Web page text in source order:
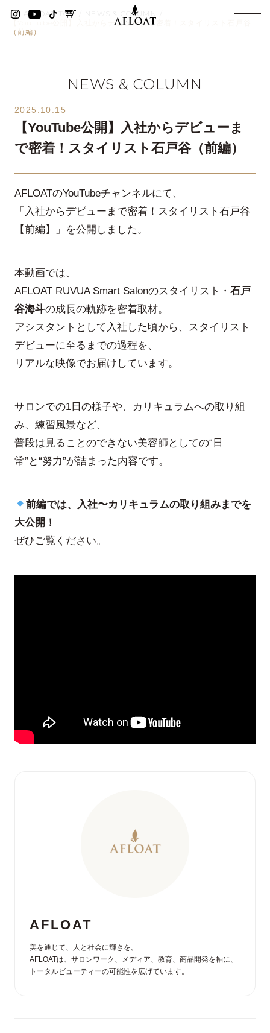
AFLOAT TOP
NEWS & COLUMN
【YouTube公開】入社からデビューまで密着！スタイリスト石戸谷
（前編）
NEWS & COLUMN
2025.10.15
【YouTube公開】入社からデビューま
で密着！スタイリスト石戸谷（前編）
AFLOATのYouTubeチャンネルにて、
「入社からデビューまで密着！スタイリスト石戸谷
【前編】」を公開しました。
本動画では、
AFLOAT RUVUA Smart Salonのスタイリスト・ 石戸
谷海斗の成長の軌跡を密着取材。
アシスタントとして入社した頃から、スタイリスト
デビューに至るまでの過程を、
リアルな映像でお届けしています。
サロンでの1日の様子や、カリキュラムへの取り組
み、練習風景など、
普段は見ることのできない美容師としての“日
常”と“努力”が詰まった内容です。
前編では、入社〜カリキュラムの取り組みまでを
大公開！
ぜひご覧ください。
AFLOAT
美を通じて、人と社会に輝きを。
AFLOATは、サロンワーク、メディア、教育、商品開発を軸に、
トータルビューティーの可能性を広げています。